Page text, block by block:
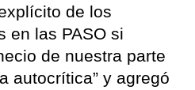
de los
en las PASO si
de nuestra parte
autocrítica” y agregó